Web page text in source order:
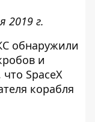
2019 г.
обнаружили
и
SpaceX
корабля